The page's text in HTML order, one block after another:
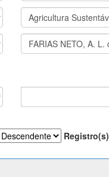
Registro(s)